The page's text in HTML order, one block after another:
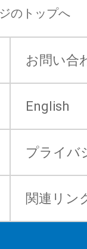
のトップへ
お問い合
English
プライバ
関連リン